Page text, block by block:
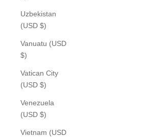
Uzbekistan
(USD $)
Vanuatu (USD
$)
Vatican City
(USD $)
Venezuela
(USD $)
Vietnam (USD